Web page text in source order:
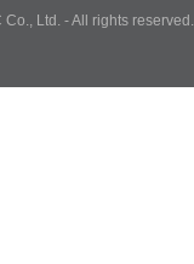
Ltd. - All rights reserved.